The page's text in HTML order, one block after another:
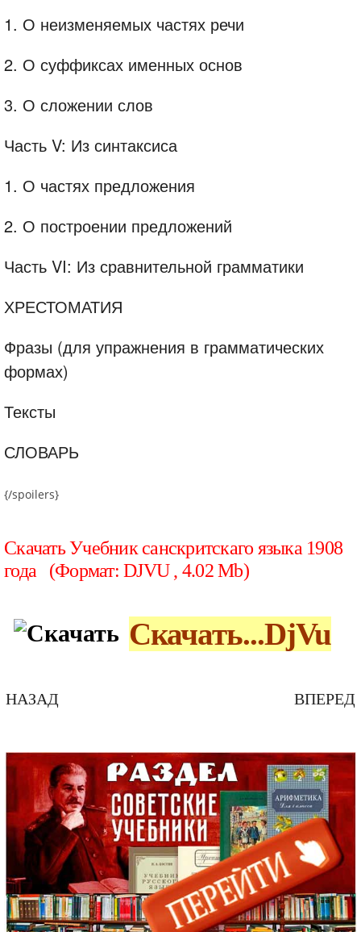
1. О неизменяемых частях речи
2. О суффиксах именных основ
3. О сложении слов
Часть V: Из синтаксиса
1. О частях предложения
2. О построении предложений
Часть VI: Из сравнительной грамматики
ХРЕСТОМАТИЯ
Фразы (для упражнения в грамматических
формах)
Тексты
СЛОВАРЬ
{/spoilers}
Скачать Учебник санскритскаго языка 1908
года (Формат: DJVU , 4.02 Mb)
Скачать...DjVu
НАЗАД ВПЕРЕД